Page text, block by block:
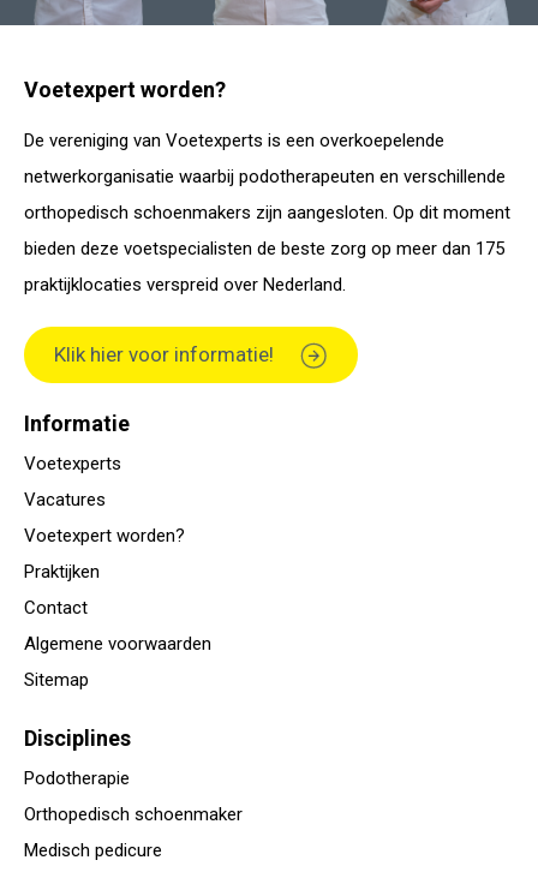
Voetexpert worden?
De vereniging van Voetexperts is een overkoepelende
netwerkorganisatie waarbij podotherapeuten en verschillende
orthopedisch schoenmakers zijn aangesloten. Op dit moment
bieden deze voetspecialisten de beste zorg op meer dan 175
praktijklocaties verspreid over Nederland.
Klik hier voor informatie!
Informatie
Voetexperts
Vacatures
Voetexpert worden?
Praktijken
Contact
Algemene voorwaarden
Sitemap
Disciplines
Podotherapie
Orthopedisch schoenmaker
Medisch pedicure